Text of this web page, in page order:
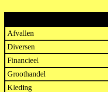
Afvallen
Diversen
Financieel
Groothandel
Kleding